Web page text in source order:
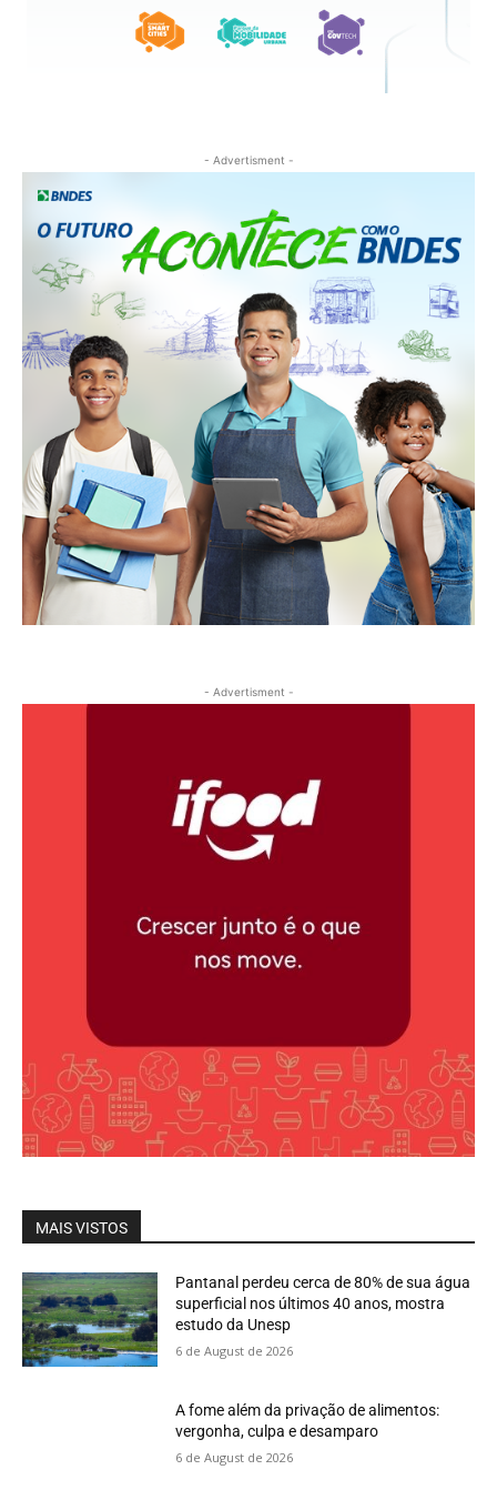
- Advertisment -
- Advertisment -
MAIS VISTOS
Pantanal perdeu cerca de 80% de sua água
superficial nos últimos 40 anos, mostra
estudo da Unesp
6 de August de 2026
A fome além da privação de alimentos:
vergonha, culpa e desamparo
6 de August de 2026